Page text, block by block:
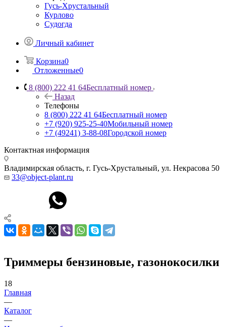
Гусь-Хрустальный
Курлово
Судогда
Личный кабинет
Корзина0
Отложенные0
8 (800) 222 41 64Бесплатный номер
Назад
Телефоны
8 (800) 222 41 64Бесплатный номер
+7 (920) 925-25-40Мобильный номер
+7 (49241) 3-88-08Городской номер
Контактная информация
Владимирская область, г. Гусь-Хрустальный, ул. Некрасова 50
33@object-plant.ru
Триммеры бензиновые, газонокосилки
18
Главная
—
Каталог
—